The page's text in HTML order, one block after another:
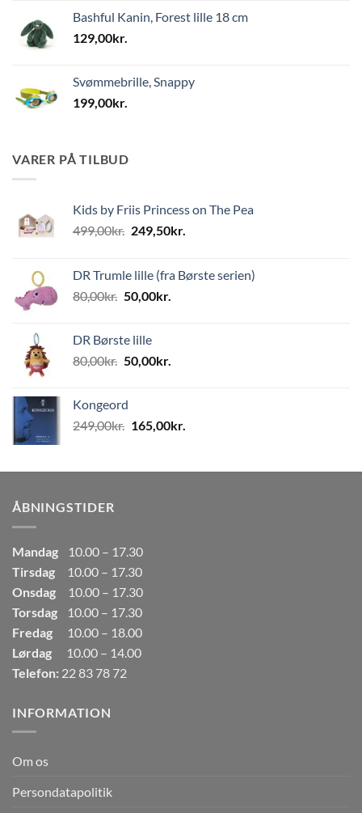
Bashful Kanin, Forest lille 18 cm
129,00kr.
Svømmebrille, Snappy
199,00kr.
VARER PÅ TILBUD
Kids by Friis Princess on The Pea
499,00kr. Den
var:
499,00kr..
249,50kr.
er:
DR Trumle lille (fra Børste serien)
80,00kr. Den
var:
80,00kr..
50,00kr.
50,00kr..
DR Børste lille
80,00kr. Den
var:
80,00kr..
50,00kr.
50,00kr..
Kongeord
249,00kr. Den
var:
165,00kr.
er:
ÅBNINGSTIDER
Mandag
10.00 – 17.30
Tirsdag
10.00 – 17.30
Onsdag
10.00 – 17.30
Torsdag
10.00 – 17.30
Fredag
10.00 – 18.00
Lørdag
10.00 – 14.00
Telefon: 22 83 78 72
INFORMATION
Om os
Persondatapolitik